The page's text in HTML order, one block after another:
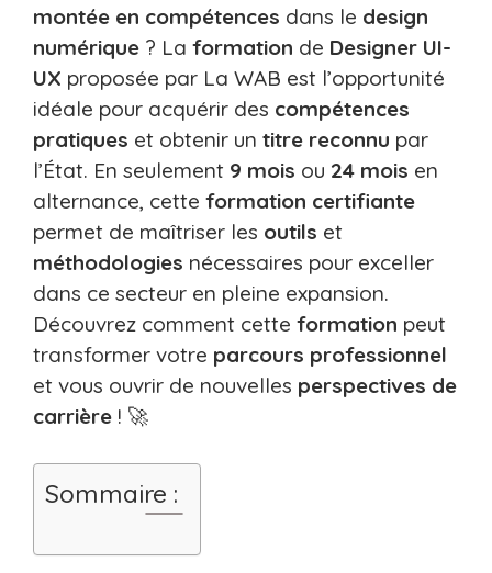
montée en compétences dans le design
numérique ? La formation de Designer UI-
UX proposée par La WAB est l’opportunité
idéale pour acquérir des compétences
pratiques et obtenir un titre reconnu par
l’État. En seulement 9 mois ou 24 mois en
alternance, cette formation certifiante
permet de maîtriser les outils et
méthodologies nécessaires pour exceller
dans ce secteur en pleine expansion.
Découvrez comment cette formation peut
transformer votre parcours professionnel
et vous ouvrir de nouvelles perspectives de
carrière ! 🚀
Sommaire :